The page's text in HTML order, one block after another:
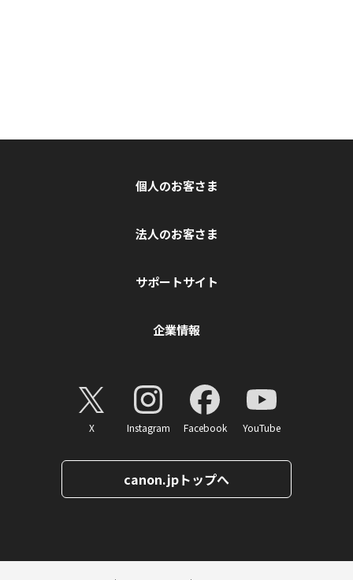
個人のお客さま
法人のお客さま
サポートサイト
企業情報
X Instagram Facebook YouTube
canon.jpトップへ